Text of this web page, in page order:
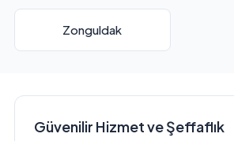
Zonguldak
Güvenilir Hizmet ve Şeffaflık